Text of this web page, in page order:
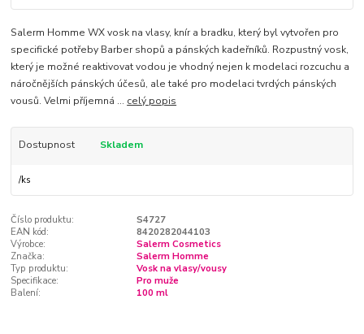
Salerm Homme WX vosk na vlasy, knír a bradku, který byl vytvořen pro
specifické potřeby Barber shopů a pánských kadeřníků. Rozpustný vosk,
který je možné reaktivovat vodou je vhodný nejen k modelaci rozcuchu a
náročnějších pánských účesů, ale také pro modelaci tvrdých pánských
vousů. Velmi příjemná ... celý popis
Dostupnost Skladem
/ks
Číslo produktu:
S4727
EAN kód:
8420282044103
Výrobce:
Salerm Cosmetics
Značka:
Salerm Homme
Typ produktu:
Vosk na vlasy/vousy
Specifikace:
Pro muže
Balení:
100 ml